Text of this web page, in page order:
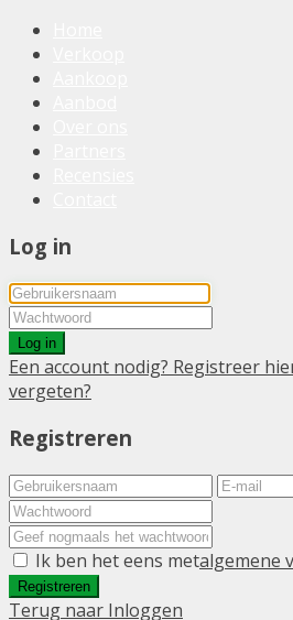
Log in
Log in
Een account nodig? Registreer
vergeten?
Registreren
Ik ben het eens metalgemene
Registreren
Terug naar Inloggen